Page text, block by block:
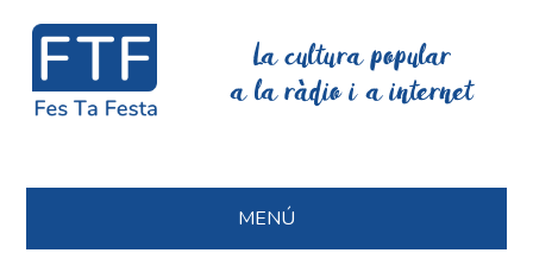
La cultura popular
a la ràdio i a internet
MENÚ